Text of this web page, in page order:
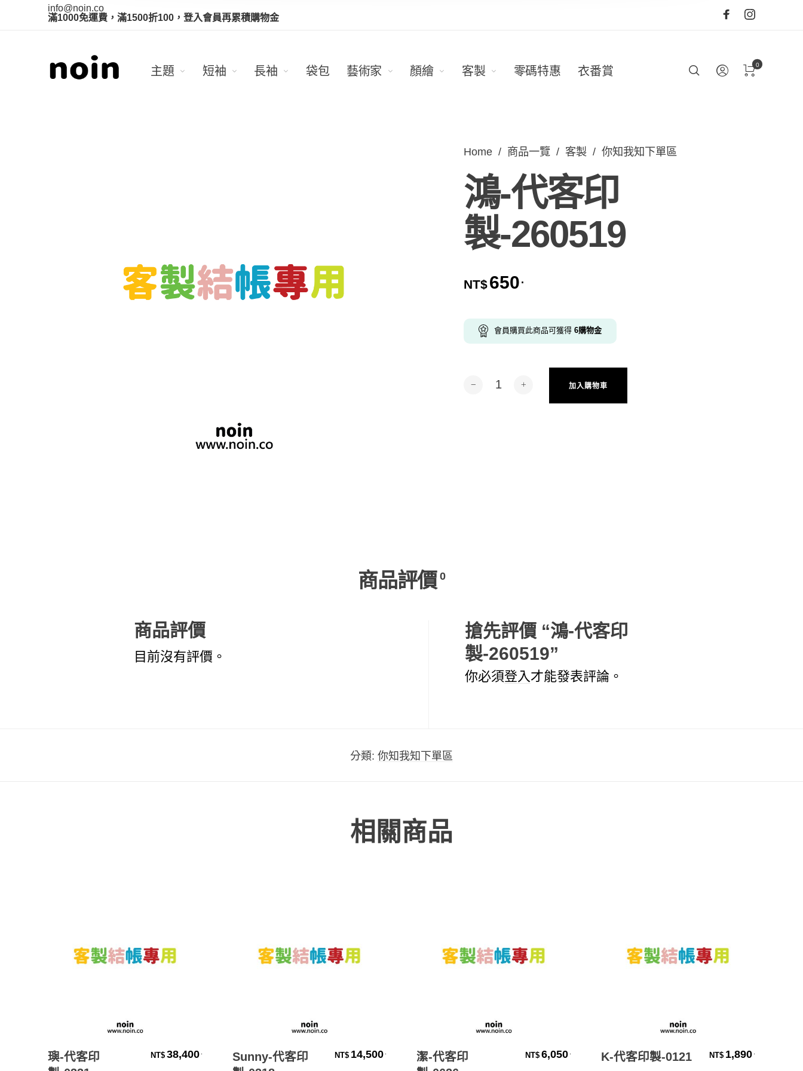
info@noin.co
滿1000免運費，滿1500折100，登入會員再累積購物金
主題 短袖 長袖 袋包 藝術家 顏繪 客製 零碼特惠 衣番賞 0
Home / 商品一覽 / 客製 / 你知我知下單區
鴻-代客印
製-260519
NT$650 .
會員購買此商品可獲得 6購物金
鴻-代客印製-260519 數量
加入購物車
商品評價 0
商品評價
目前沒有評價。
搶先評價 “鴻-代客印
製-260519”
你必須登入才能發表評論。
分類: 你知我知下單區
相關商品
璵-代客印
NT$ 38,400 加入購物車
Sunny-代客印
NT$ 14,500
潔-代客印
NT$ 6,050 K-代客印製-0121 NT$ 1,890